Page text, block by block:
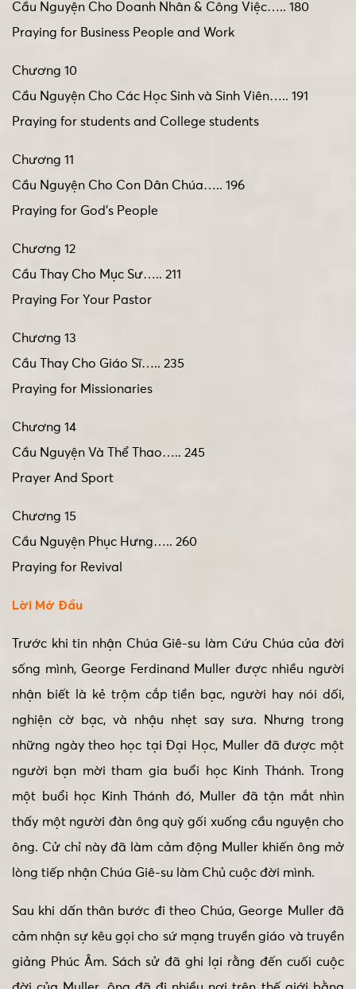
Cầu Nguyện Cho Doanh Nhân & Công Việc….. 180
Praying for Business People and Work
Chương 10
Cầu Nguyện Cho Các Học Sinh và Sinh Viên….. 191
Praying for students and College students
Chương 11
Cầu Nguyện Cho Con Dân Chúa….. 196
Praying for God’s People
Chương 12
Cầu Thay Cho Mục Sư….. 211
Praying For Your Pastor
Chương 13
Cầu Thay Cho Giáo Sĩ….. 235
Praying for Missionaries
Chương 14
Cầu Nguyện Và Thể Thao….. 245
Prayer And Sport
Chương 15
Cầu Nguyện Phục Hưng….. 260
Praying for Revival
Lời Mở Đầu
Trước khi tin nhận Chúa Giê-su làm Cứu Chúa của đời
sống mình, George Ferdinand Muller được nhiều người
nhận biết là kẻ trộm cắp tiền bạc, người hay nói dối,
nghiện cờ bạc, và nhậu nhẹt say sưa. Nhưng trong
những ngày theo học tại Đại Học, Muller đã được một
người bạn mời tham gia buổi học Kinh Thánh. Trong
một buổi học Kinh Thánh đó, Muller đã tận mắt nhìn
thấy một người đàn ông quỳ gối xuống cầu nguyện cho
ông. Cử chỉ này đã làm cảm động Muller khiến ông mở
lòng tiếp nhận Chúa Giê-su làm Chủ cuộc đời mình.
Sau khi dấn thân bước đi theo Chúa, George Muller đã
cảm nhận sự kêu gọi cho sứ mạng truyền giáo và truyền
giảng Phúc Âm. Sách sử đã ghi lại rằng đến cuối cuộc